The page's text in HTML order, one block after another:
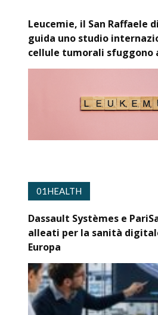
Leucemie, il San Raffaele
guida uno studio
cellule tumorali sfuggono
01HEALTH
Dassault Systèmes e
alleati per la sanità
Europa